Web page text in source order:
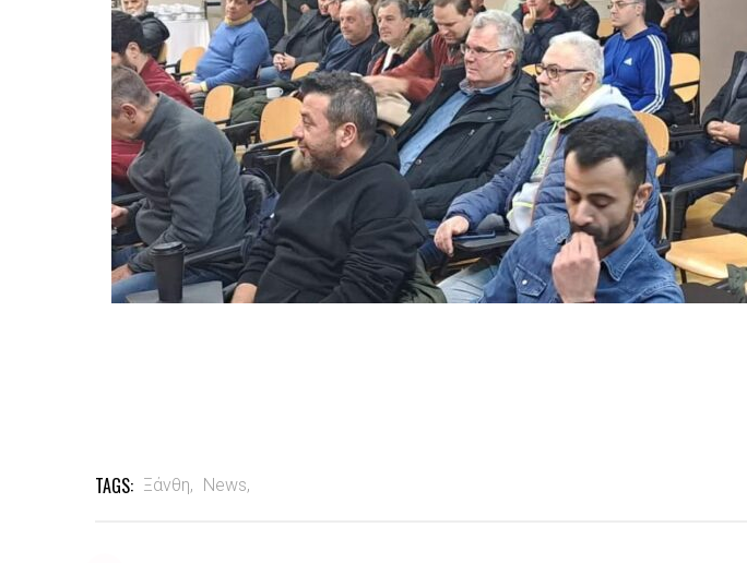
TAGS: Ξάνθη, News,